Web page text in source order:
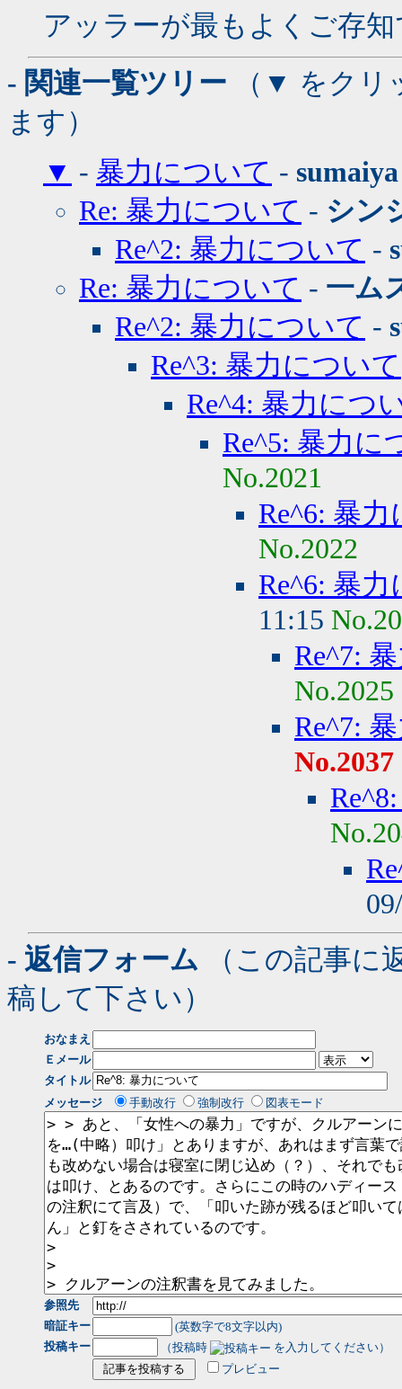
アッラーが最もよくご存
- 関連一覧ツリー （▼ をクリ
ます）
▼ - 暴力について - sumaiya
Re: 暴力について - シン
Re^2: 暴力について -
Re: 暴力について - 一ム
Re^2: 暴力について -
Re^3: 暴力について
Re^4: 暴力につ
Re^5: 暴力に
No.2021
Re^6: 暴
No.2022
Re^6: 暴
11:15
Re^7:
No.2025
Re^7:
No.2037
- 返信フォーム （この記事に
稿して下さい）
おなまえ
Ｅメール
タイトル
メッセージ
手動改行 強制改行 図表モード
参照先
暗証キー
(英数字で8文字以内)
投稿キー
（投稿時
を入力してください）
プレビュー